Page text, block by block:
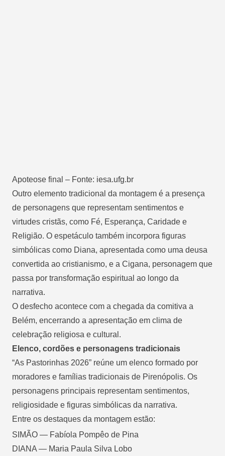
Apoteose final – Fonte: iesa.ufg.br
Outro elemento tradicional da montagem é a presença
de personagens que representam sentimentos e
virtudes cristãs, como Fé, Esperança, Caridade e
Religião. O espetáculo também incorpora figuras
simbólicas como Diana, apresentada como uma deusa
convertida ao cristianismo, e a Cigana, personagem que
passa por transformação espiritual ao longo da
narrativa.
O desfecho acontece com a chegada da comitiva a
Belém, encerrando a apresentação em clima de
celebração religiosa e cultural.
Elenco, cordões e personagens tradicionais
“As Pastorinhas 2026” reúne um elenco formado por
moradores e famílias tradicionais de Pirenópolis. Os
personagens principais representam sentimentos,
religiosidade e figuras simbólicas da narrativa.
Entre os destaques da montagem estão:
SIMÃO — Fabíola Pompêo de Pina
DIANA — Maria Paula Silva Lobo